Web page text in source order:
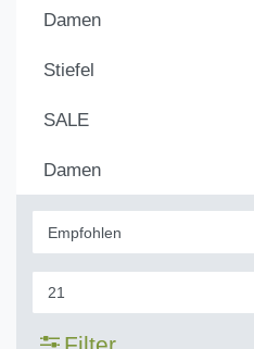
Damen
Stiefel
SALE
Damen